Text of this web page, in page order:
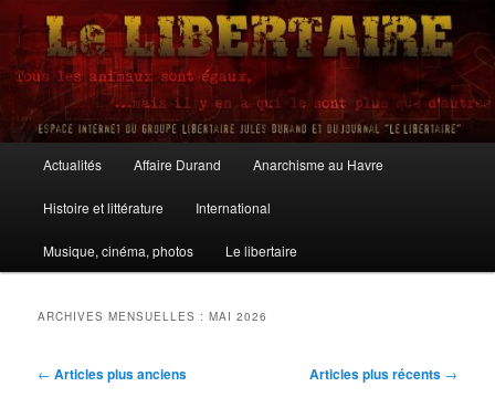
Aller
contenu
principal
Aller
contenu
secondaire
Le Libertaire
principal
Actualités Affaire Durand Anarchisme au Havre
Histoire et littérature International
Musique, cinéma, photos Le libertaire
ARCHIVES MENSUELLES :MAI 2026
Navigation
← Articles plus anciens Articles plus récents →